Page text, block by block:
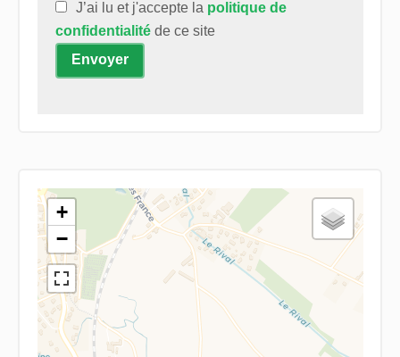
J’ai lu et j'accepte la politique de
confidentialitéde ce site
Envoyer
+
−